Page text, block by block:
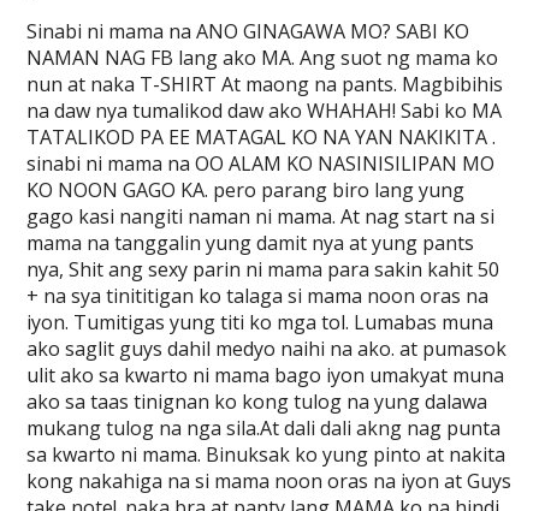
Sinabi ni mama na ANO GINAGAWA MO? SABI KO
NAMAN NAG FB lang ako MA. Ang suot ng mama ko
nun at naka T-SHIRT At maong na pants. Magbibihis
na daw nya tumalikod daw ako WHAHAH! Sabi ko MA
TATALIKOD PA EE MATAGAL KO NA YAN NAKIKITA .
sinabi ni mama na OO ALAM KO NASINISILIPAN MO
KO NOON GAGO KA. pero parang biro lang yung
gago kasi nangiti naman ni mama. At nag start na si
mama na tanggalin yung damit nya at yung pants
nya, Shit ang sexy parin ni mama para sakin kahit 50
+ na sya tinititigan ko talaga si mama noon oras na
iyon. Tumitigas yung titi ko mga tol. Lumabas muna
ako saglit guys dahil medyo naihi na ako. at pumasok
ulit ako sa kwarto ni mama bago iyon umakyat muna
ako sa taas tinignan ko kong tulog na yung dalawa
mukang tulog na nga sila.At dali dali akng nag punta
sa kwarto ni mama. Binuksak ko yung pinto at nakita
kong nakahiga na si mama noon oras na iyon at Guys